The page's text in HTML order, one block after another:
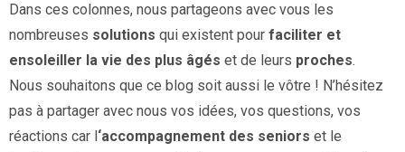
Dans ces colonnes, nous partageons avec vous les
nombreuses solutions qui existent pour faciliter et
ensoleiller la vie des plus âgés et de leurs proches.
Nous souhaitons que ce blog soit aussi le vôtre ! N’hésitez
pas à partager avec nous vos idées, vos questions, vos
réactions car l ‘accompagnement des seniors et le